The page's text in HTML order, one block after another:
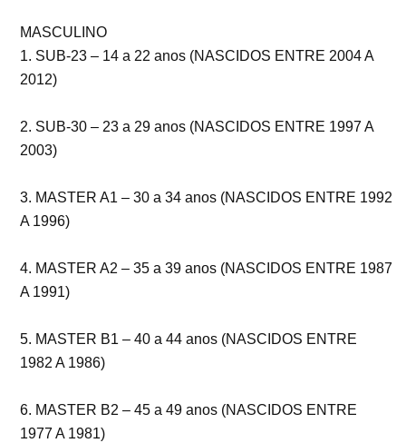
MASCULINO
1. SUB-23 – 14 a 22 anos (NASCIDOS ENTRE 2004 A
2012)
2. SUB-30 – 23 a 29 anos (NASCIDOS ENTRE 1997 A
2003)
3. MASTER A1 – 30 a 34 anos (NASCIDOS ENTRE 1992
A 1996)
4. MASTER A2 – 35 a 39 anos (NASCIDOS ENTRE 1987
A 1991)
5. MASTER B1 – 40 a 44 anos (NASCIDOS ENTRE
1982 A 1986)
6. MASTER B2 – 45 a 49 anos (NASCIDOS ENTRE
1977 A 1981)